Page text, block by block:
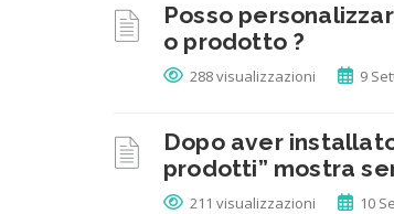
Posso
o prodotto ?
288 visualizzazioni 9
Dopo aver
prodotti” mostra
211 visualizzazioni 10